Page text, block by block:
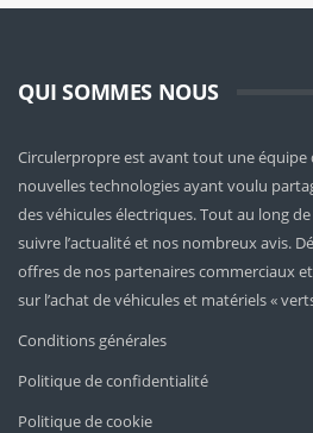
QUI SOMMES NOUS
Circulerpropre est avant tout une équipe
nouvelles technologies ayant voulu
des véhicules électriques. Tout au long
suivre l’actualité et nos nombreux avis.
offres de nos partenaires commerciaux
sur l’achat de véhicules et matériels «
Conditions générales
Politique de confidentialité
Politique de cookie